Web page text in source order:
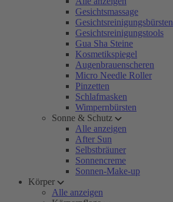
Gesichtsmassage
Gesichtsreinigungsbürsten
Gesichtsreinigungstools
Gua Sha Steine
Kosmetikspiegel
Augenbrauenscheren
Micro Needle Roller
Pinzetten
Schlafmasken
Wimpernbürsten
Sonne & Schutz
Alle anzeigen
After Sun
Selbstbräuner
Sonnencreme
Sonnen-Make-up
Körper
Alle anzeigen